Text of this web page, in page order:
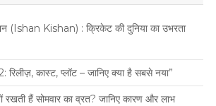
(Ishan Kishan) : क्रिकेट की दुनिया का उभरता
कास्ट, प्लॉट – जानिए क्या है सबसे नया”
रखती हैं सोमवार का व्रत? जानिए कारण और लाभ